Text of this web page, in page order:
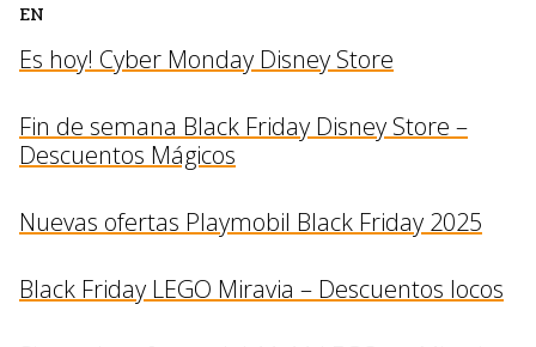
EN
Es hoy! Cyber Monday Disney Store
Fin de semana Black Friday Disney Store –
Descuentos Mágicos
Nuevas ofertas Playmobil Black Friday 2025
Black Friday LEGO Miravia – Descuentos locos